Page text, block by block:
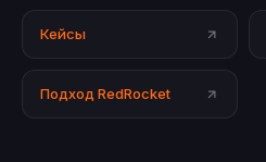
Кейсы
Подход RedRocket